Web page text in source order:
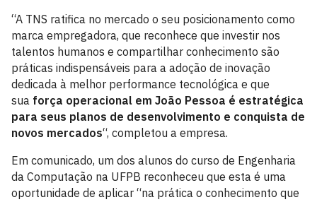
“A TNS ratifica no mercado o seu posicionamento como
marca empregadora, que reconhece que investir nos
talentos humanos e compartilhar conhecimento são
práticas indispensáveis para a adoção de inovação
dedicada à melhor performance tecnológica e que
sua força operacional em João Pessoa é estratégica
para seus planos de desenvolvimento e conquista de
novos mercados“, completou a empresa.
Em comunicado, um dos alunos do curso de Engenharia
da Computação na UFPB reconheceu que esta é uma
oportunidade de aplicar “na prática o conhecimento que